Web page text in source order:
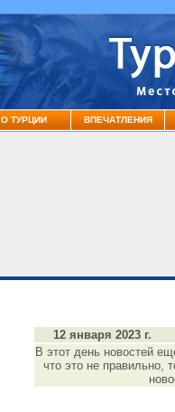
О ТУРЦИИ ВПЕЧАТЛЕНИЯ
12 января 2023 г.
В этот день новостей
что это не правильно,